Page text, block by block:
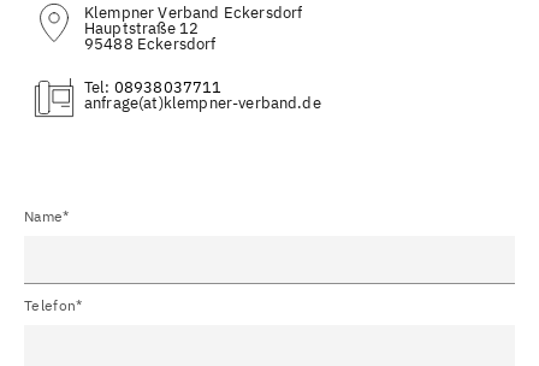
Klempner Verband Eckersdorf
Hauptstraße 12
95488 Eckersdorf
Tel: 08938037711
(at)
Name*
Telefon*